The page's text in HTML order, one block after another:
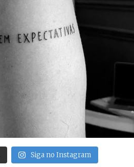
Siga no Instagram